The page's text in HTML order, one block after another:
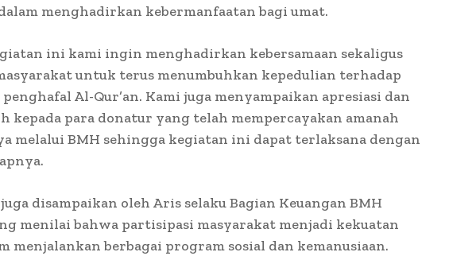
menghadirkan kebermanfaatan bagi umat.
ini kami ingin menghadirkan kebersamaan sekaligus
untuk terus menumbuhkan kepedulian terhadap
Al-Qur’an. Kami juga menyampaikan apresiasi dan
kepada para donatur yang telah mempercayakan amanah
melalui BMH sehingga kegiatan ini dapat terlaksana dengan
disampaikan oleh Aris selaku Bagian Keuangan BMH
menilai bahwa partisipasi masyarakat menjadi kekuatan
menjalankan berbagai program sosial dan kemanusiaan.